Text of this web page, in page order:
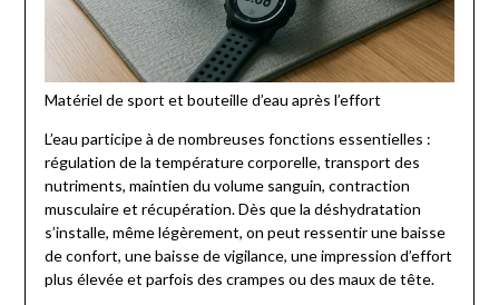
Matériel de sport et bouteille d’eau après l’effort
L’eau participe à de nombreuses fonctions essentielles :
régulation de la température corporelle, transport des
nutriments, maintien du volume sanguin, contraction
musculaire et récupération. Dès que la déshydratation
s’installe, même légèrement, on peut ressentir une baisse
de confort, une baisse de vigilance, une impression d’effort
plus élevée et parfois des crampes ou des maux de tête.